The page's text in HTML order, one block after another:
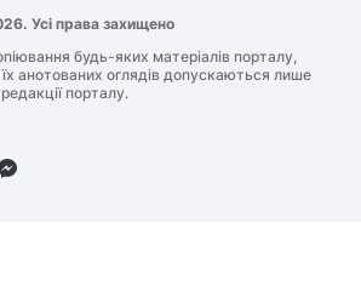
Усі права захищено
будь-яких матеріалів порталу,
їх анотованих оглядів допускаються лише
порталу.